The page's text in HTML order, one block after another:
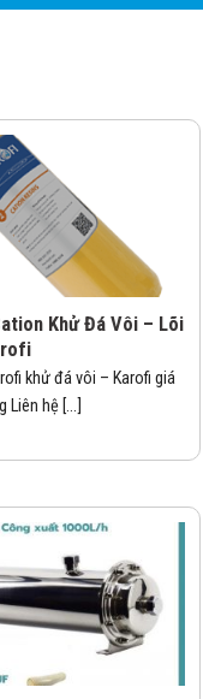
Khử Đá Vôi – Lõi
khử đá vôi – Karofi giá
Liên hệ [...]